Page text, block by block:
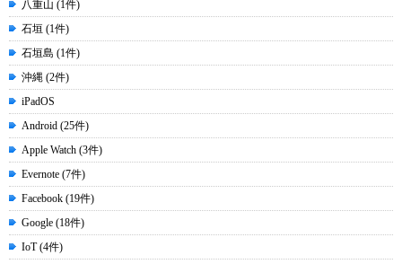
八重山 (1件)
石垣 (1件)
石垣島 (1件)
沖縄 (2件)
iPadOS
Android (25件)
Apple Watch (3件)
Evernote (7件)
Facebook (19件)
Google (18件)
IoT (4件)